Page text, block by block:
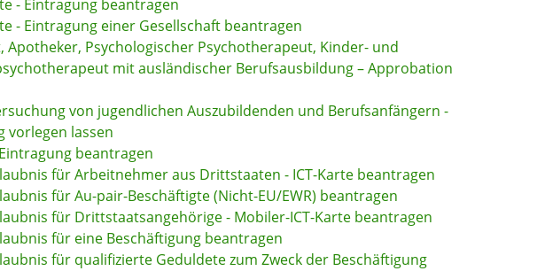
- Eintragung beantragen
- Eintragung einer Gesellschaft beantragen
Apotheker, Psychologischer Psychotherapeut, Kinder- und
mit ausländischer Berufsausbildung – Approbation
von jugendlichen Auszubildenden und Berufsanfängern -
vorlegen lassen
beantragen
für Arbeitnehmer aus Drittstaaten - ICT-Karte beantragen
für Au-pair-Beschäftigte (Nicht-EU/EWR) beantragen
für Drittstaatsangehörige - Mobiler-ICT-Karte beantragen
für eine Beschäftigung beantragen
für qualifizierte Geduldete zum Zweck der Beschäftigung